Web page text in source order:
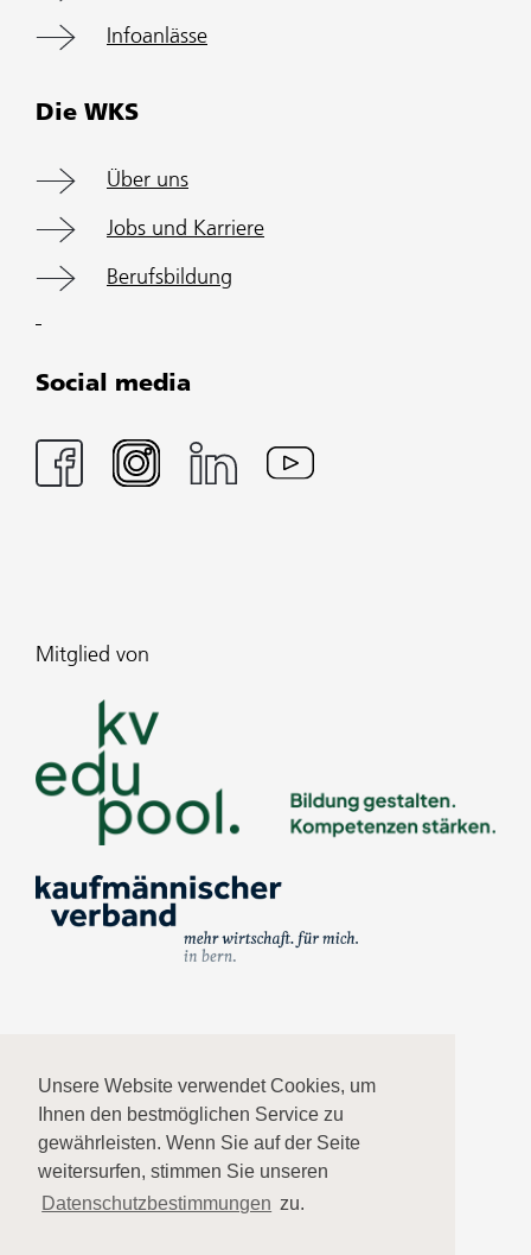
Unsere Website verwendet Cookies, um
Ihnen den bestmöglichen Service zu
gewährleisten. Wenn Sie auf der Seite
weitersurfen, stimmen Sie unseren
Datenschutzbestimmungen zu.
Infoanlässe
Die WKS
Über uns
Jobs und Karriere
Berufsbildung
Social media
Datenschutz
AGB
Mitglied von